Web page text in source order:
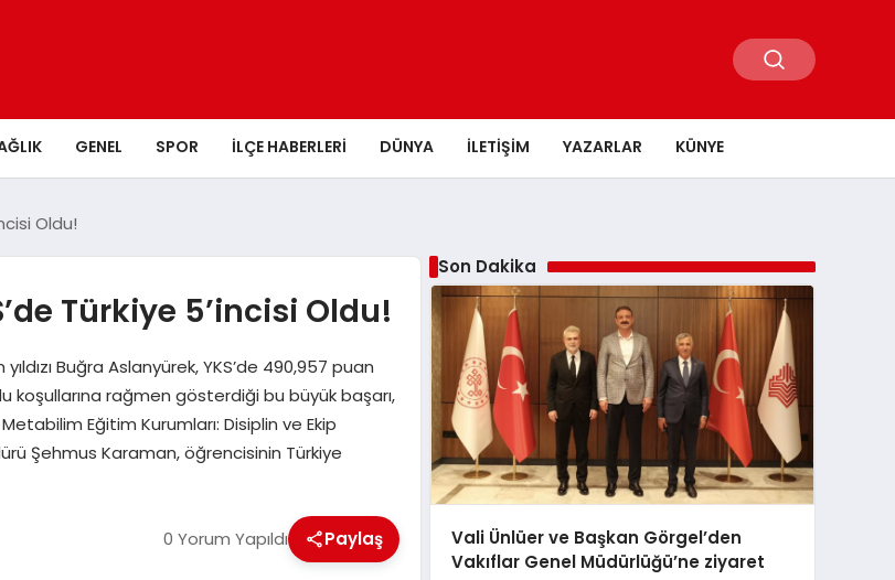
GENEL SPOR İLÇE HABERLERI DÜNYA İLETIŞIM YAZARLAR KÜNYE
Oldu!
Türkiye 5’incisi Oldu!
Buğra Aslanyürek, YKS’de 490,957 puan
koşullarına rağmen gösterdiği bu büyük başarı,
Eğitim Kurumları: Disiplin ve Ekip
Şehmus Karaman, öğrencisinin Türkiye
0 Yorum Yapıldı Paylaş
Son Dakika
Vali Ünlüer ve Başkan Görgel’den
Vakıflar Genel Müdürlüğü’ne ziyaret